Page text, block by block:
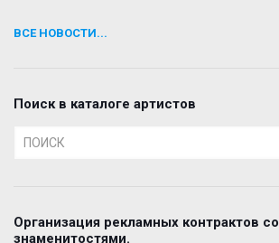
ВСЕ НОВОСТИ...
Поиск в каталоге артистов
Организация рекламных контрактов со
знаменитостями.